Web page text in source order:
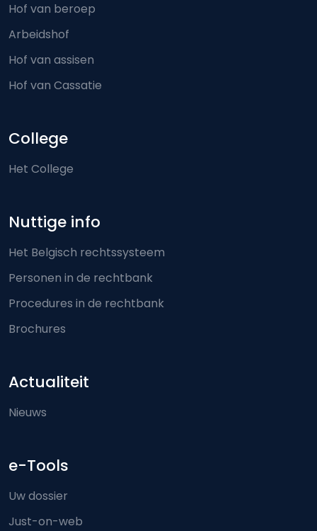
Hof van beroep
Arbeidshof
Hof van assisen
Hof van Cassatie
College
Het College
Nuttige info
Het Belgisch rechtssysteem
Personen in de rechtbank
Procedures in de rechtbank
Brochures
Actualiteit
Nieuws
e-Tools
Uw dossier
Just-on-web